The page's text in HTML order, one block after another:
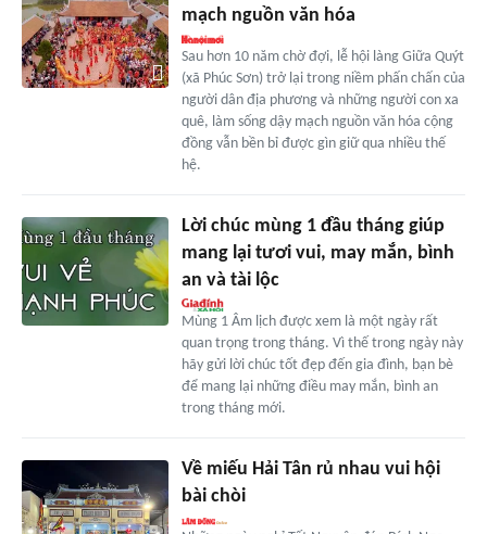
mạch nguồn văn hóa
Sau hơn 10 năm chờ đợi, lễ hội làng Giữa Quýt
(xã Phúc Sơn) trở lại trong niềm phấn chấn của
người dân địa phương và những người con xa
quê, làm sống dậy mạch nguồn văn hóa cộng
đồng vẫn bền bỉ được gìn giữ qua nhiều thế
hệ.
Lời chúc mùng 1 đầu tháng giúp
mang lại tươi vui, may mắn, bình
an và tài lộc
Mùng 1 Âm lịch được xem là một ngày rất
quan trọng trong tháng. Vì thế trong ngày này
hãy gửi lời chúc tốt đẹp đến gia đình, bạn bè
để mang lại những điều may mắn, bình an
trong tháng mới.
Về miếu Hải Tân rủ nhau vui hội
bài chòi